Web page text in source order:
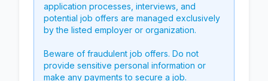
application processes, interviews, and
potential job offers are managed exclusively
by the listed employer or organization.
Beware of fraudulent job offers. Do not
provide sensitive personal information or
make any payments to secure a job.